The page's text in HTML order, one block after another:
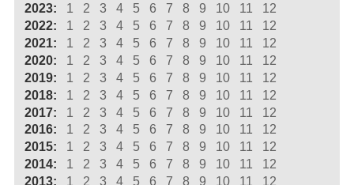
2023:
1 2 3 4 5 6 7 8 9 10 11
12
2022:
1 2 3 4 5 6 7 8 9 10 11
12
2021:
1 2 3 4 5 6 7 8 9 10 11
12
2020:
1 2 3 4 5 6 7 8 9 10 11
12
2019:
1 2 3 4 5 6 7 8 9 10 11
12
2018:
1 2 3 4 5 6 7 8 9 10 11
12
2017:
1 2 3 4 5 6 7 8 9 10 11
12
2016:
1 2 3 4 5 6 7 8 9 10 11
12
2015:
1 2 3 4 5 6 7 8 9 10 11
12
2014:
1 2 3 4 5 6 7 8 9 10 11
12
2013:
1 2 3 4 5 6 7 8 9 10 11 12